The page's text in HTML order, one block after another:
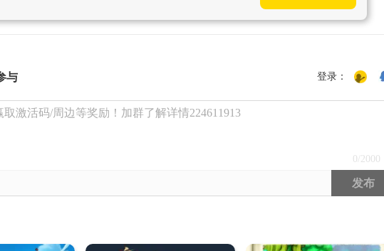
与 登录：
取激活码/周边等奖励！加群了解详情224611913
0 /2000
发布